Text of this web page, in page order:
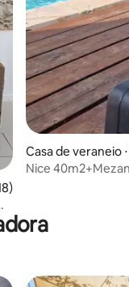
avaliação média de
Casa de veraneio
-Fiumorbo
Nice